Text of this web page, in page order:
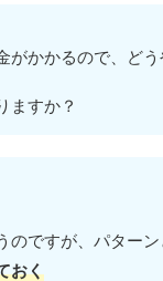
がかかるので、ど
ますか？
のですが、パターン
おく